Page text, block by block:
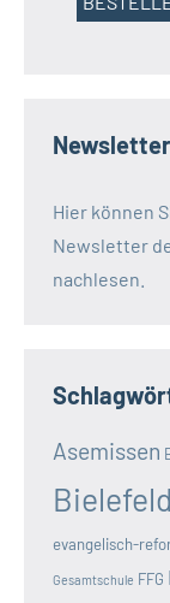
Hier können
Newsletter
nachlesen.
Asemissen
Bielefeld
evangelisch-
Gesamtschule FFG